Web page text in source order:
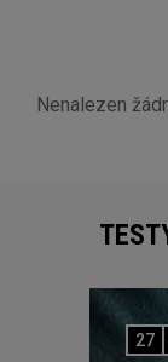
Nenalezen
27